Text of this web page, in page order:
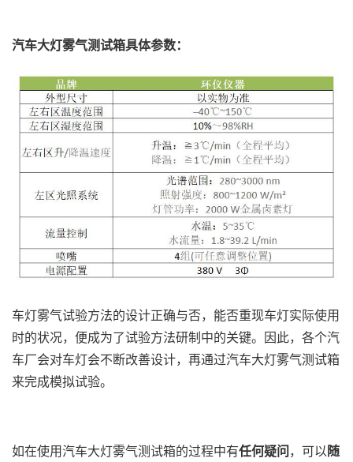
汽车大灯雾气测试箱具体参数：
车灯雾气试验方法的设计正确与否，能否重现车灯实际使用
时的状况，便成为了试验方法研制中的关键。因此，各个汽
车厂会对车灯会不断改善设计，再通过汽车大灯雾气测试箱
来完成模拟试验。
如在使用汽车大灯雾气测试箱的过程中有任何疑问，可以随